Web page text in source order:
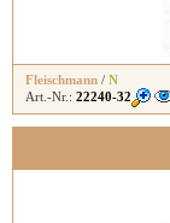
Fleischmann / N
Art.-Nr.: 22240-32